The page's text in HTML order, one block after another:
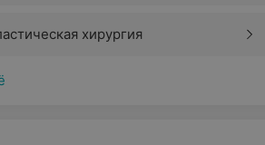
хирургия